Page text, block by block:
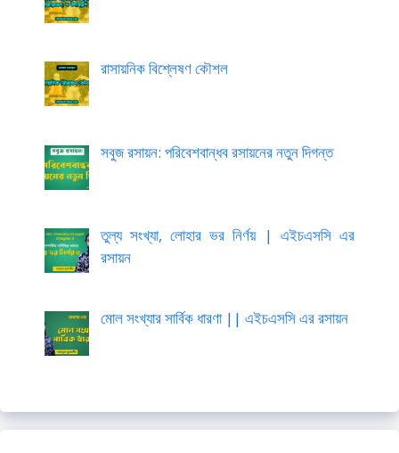
রাসায়নিক বিশ্লেষণ কৌশল
সবুজ রসায়ন: পরিবেশবান্ধব রসায়নের নতুন দিগন্ত
তুল্য সংখ্যা, লোহার ভর নির্ণয় | এইচএসসি এর
রসায়ন
মোল সংখ্যার সার্বিক ধারণা || এইচএসসি এর রসায়ন